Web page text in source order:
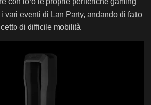
con loro le proprie periferiche gaming
vari eventi di Lan Party, andando di fatto
di difficile mobilità